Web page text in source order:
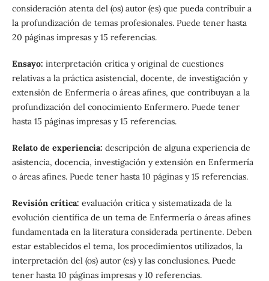
consideración atenta del (os) autor (es) que pueda contribuir a
la profundización de temas profesionales. Puede tener hasta
20 páginas impresas y 15 referencias.
Ensayo: interpretación crítica y original de cuestiones
relativas a la práctica asistencial, docente, de investigación y
extensión de Enfermería o áreas afines, que contribuyan a la
profundización del conocimiento Enfermero. Puede tener
hasta 15 páginas impresas y 15 referencias.
Relato de experiencia: descripción de alguna experiencia de
asistencia, docencia, investigación y extensión en Enfermería
o áreas afines. Puede tener hasta 10 páginas y 15 referencias.
Revisión crítica: evaluación crítica y sistematizada de la
evolución científica de un tema de Enfermería o áreas afines
fundamentada en la literatura considerada pertinente. Deben
estar establecidos el tema, los procedimientos utilizados, la
interpretación del (os) autor (es) y las conclusiones. Puede
tener hasta 10 páginas impresas y 10 referencias.